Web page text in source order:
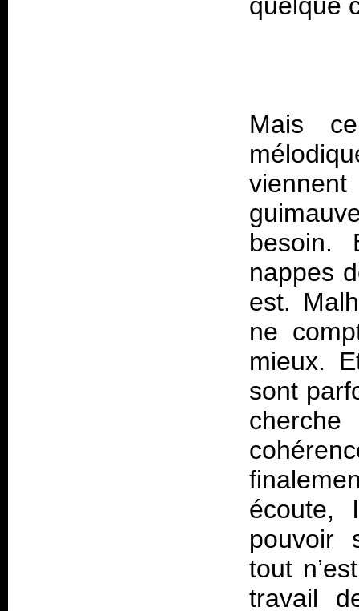
Mais
besoin.
nappes
est.
ne
mieux.
sont
écoute,
pouvoir
tout
travail